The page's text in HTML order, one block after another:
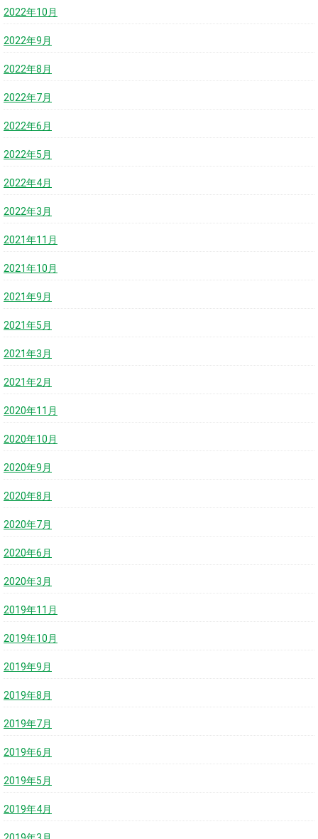
2022年10月
2022年9月
2022年8月
2022年7月
2022年6月
2022年5月
2022年4月
2022年3月
2021年11月
2021年10月
2021年9月
2021年5月
2021年3月
2021年2月
2020年11月
2020年10月
2020年9月
2020年8月
2020年7月
2020年6月
2020年3月
2019年11月
2019年10月
2019年9月
2019年8月
2019年7月
2019年6月
2019年5月
2019年4月